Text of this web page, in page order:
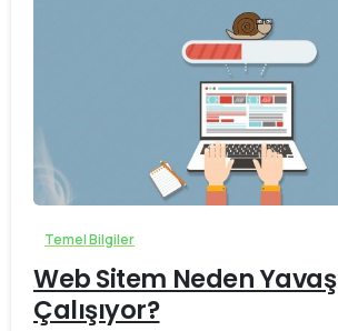
Temel Bilgiler
Web Sitem Neden Yavaş
Çalışıyor?